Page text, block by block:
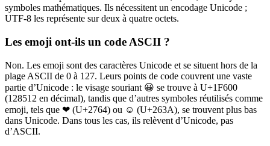
symboles mathématiques. Ils nécessitent un encodage Unicode ;
UTF-8 les représente sur deux à quatre octets.
Les emoji ont-ils un code ASCII ?
Non. Les emoji sont des caractères Unicode et se situent hors de la
plage ASCII de 0 à 127. Leurs points de code couvrent une vaste
partie d’Unicode : le visage souriant 😀 se trouve à U+1F600
(128512 en décimal), tandis que d’autres symboles réutilisés comme
emoji, tels que ❤ (U+2764) ou ☺ (U+263A), se trouvent plus bas
dans Unicode. Dans tous les cas, ils relèvent d’Unicode, pas
d’ASCII.